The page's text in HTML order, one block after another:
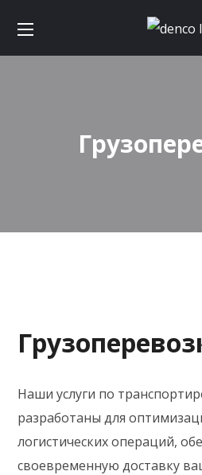
Наши услуги по
разработаны для
логистических операций,
своевременную доставку